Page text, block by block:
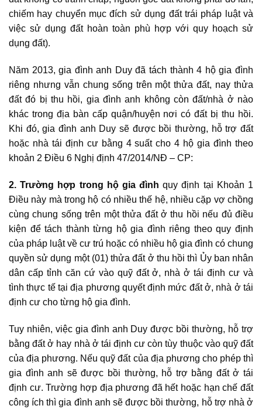
chiếm hay chuyển mục đích sử dụng đất trái pháp luật và
việc sử dụng đất hoàn toàn phù hợp với quy hoạch sử
dụng đất).
Năm 2013, gia đình anh Duy đã tách thành 4 hộ gia đình
riêng nhưng vẫn chung sống trên một thửa đất, nay thửa
đất đó bị thu hồi, gia đình anh không còn đất/nhà ở nào
khác trong địa bàn cấp quận/huyện nơi có đất bị thu hồi.
Khi đó, gia đình anh Duy sẽ được bồi thường, hỗ trợ đất
hoặc nhà tái định cư bằng 4 suất cho 4 hộ gia đình theo
khoản 2 Điều 6 Nghị định 47/2014/NĐ – CP:
2. Trường hợp trong hộ gia đình quy định tại Khoản 1
Điều này mà trong hộ có nhiều thế hệ, nhiều cặp vợ chồng
cùng chung sống trên một thửa đất ở thu hồi nếu đủ điều
kiện để tách thành từng hộ gia đình riêng theo quy định
của pháp luật về cư trú hoặc có nhiều hộ gia đình có chung
quyền sử dụng một (01) thửa đất ở thu hồi thì Ủy ban nhân
dân cấp tỉnh căn cứ vào quỹ đất ở, nhà ở tái định cư và
tình thực tế tại địa phương quyết định mức đất ở, nhà ở tái
định cư cho từng hộ gia đình.
Tuy nhiên, việc gia đình anh Duy được bồi thường, hỗ trợ
bằng đất ở hay nhà ở tái định cư còn tùy thuộc vào quỹ đất
của địa phương. Nếu quỹ đất của địa phương cho phép thì
gia đình anh sẽ được bồi thường, hỗ trợ bằng đất ở tái
định cư. Trường hợp địa phương đã hết hoặc hạn chế đất
công ích thì gia đình anh sẽ được bồi thường, hỗ trợ nhà ở